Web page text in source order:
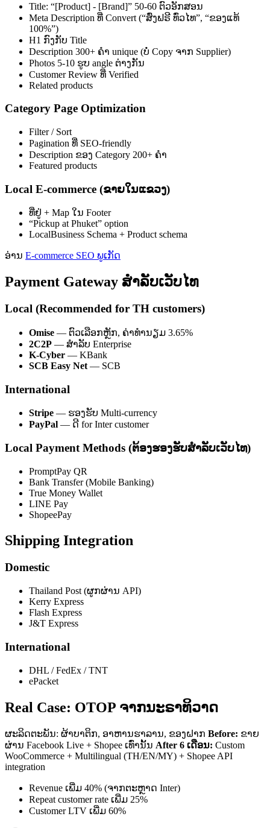
Title: “[Product] - [Brand]” 50-60 ຕົວອັກສອນ
Meta Description ທີ່ Convert (“ສົ່ງຟຣີ ທົ່ວໄທ”, “ຂອງແທ້
100%”)
H1 ກົງກັບ Title
Description 300+ ຄຳ unique (ບໍ່ Copy ຈາກ Supplier)
Photos 5-10 ຮູບ angle ຕ່າງກັນ
Customer Review ທີ່ Verified
Related products
Category Page Optimization
Filter / Sort
Pagination ທີ່ SEO-friendly
Description ຂອງ Category 200+ ຄຳ
Featured products
Local E-commerce (ຂາຍໃນແຂວງ)
ທີ່ຢູ່ + Map ໃນ Footer
“Pickup at Phuket” option
LocalBusiness Schema + Product schema
ອ່ານ E-commerce SEO ພູເກັດ
Payment Gateway ສຳລັບເວັບໄທ
Local (Recommended for TH customers)
Omise — ຕົວເລືອກຫຼັກ, ຄ່າທຳນຽມ 3.65%
2C2P — ສຳລັບ Enterprise
K-Cyber — KBank
SCB Easy Net — SCB
International
Stripe — ຮອງຮັບ Multi-currency
PayPal — ດີ for Inter customer
Local Payment Methods (ຕ້ອງຮອງຮັບສຳລັບເວັບໄທ)
PromptPay QR
Bank Transfer (Mobile Banking)
True Money Wallet
LINE Pay
ShopeePay
Shipping Integration
Domestic
Thailand Post (ຜູກຜ່ານ API)
Kerry Express
Flash Express
J&T Express
International
DHL / FedEx / TNT
ePacket
Real Case: OTOP ຈາກນະຣາທິວາດ
ຜະລິດຕະພັນ: ຜ້າບາຕິກ, ອາຫານຮາລານ, ຂອງຝາກ Before: ຂາຍ
ຜ່ານ Facebook Live + Shopee ເທົ່ານັ້ນ After 6 ເດືອນ: Custom
WooCommerce + Multilingual (TH/EN/MY) + Shopee API
integration
Revenue ເພີ່ມ 40% (ຈາກຕະຫຼາດ Inter)
Repeat customer rate ເພີ່ມ 25%
Customer LTV ເພີ່ມ 60%